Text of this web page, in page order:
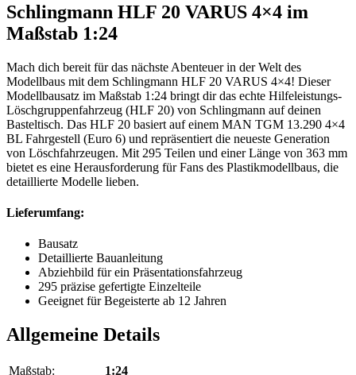
Schlingmann HLF 20 VARUS 4×4 im
Maßstab 1:24
Mach dich bereit für das nächste Abenteuer in der Welt des
Modellbaus mit dem Schlingmann HLF 20 VARUS 4×4! Dieser
Modellbausatz im Maßstab 1:24 bringt dir das echte Hilfeleistungs-
Löschgruppenfahrzeug (HLF 20) von Schlingmann auf deinen
Basteltisch. Das HLF 20 basiert auf einem MAN TGM 13.290 4×4
BL Fahrgestell (Euro 6) und repräsentiert die neueste Generation
von Löschfahrzeugen. Mit 295 Teilen und einer Länge von 363 mm
bietet es eine Herausforderung für Fans des Plastikmodellbaus, die
detaillierte Modelle lieben.
Lieferumfang:
Bausatz
Detaillierte Bauanleitung
Abziehbild für ein Präsentationsfahrzeug
295 präzise gefertigte Einzelteile
Geeignet für Begeisterte ab 12 Jahren
Allgemeine Details
Maßstab:
1:24